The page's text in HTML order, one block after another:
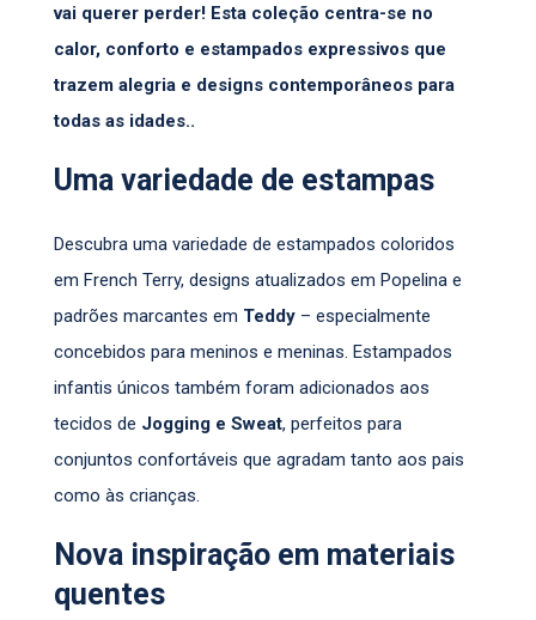
vai querer perder! Esta coleção centra-se no
calor, conforto e estampados expressivos que
trazem alegria e designs contemporâneos para
todas as idades..
Uma variedade de estampas
Descubra uma variedade de estampados coloridos
em French Terry, designs atualizados em Popelina e
padrões marcantes em Teddy – especialmente
concebidos para meninos e meninas. Estampados
infantis únicos também foram adicionados aos
tecidos de Jogging e Sweat, perfeitos para
conjuntos confortáveis que agradam tanto aos pais
como às crianças.
Nova inspiração em materiais
quentes